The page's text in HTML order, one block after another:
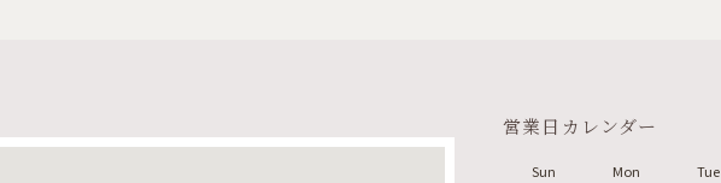
営業日カレンダー
Sun Mon Tue